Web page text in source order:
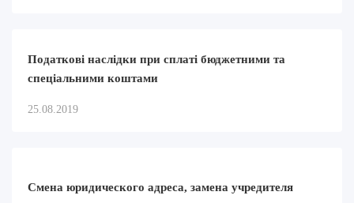
Податкові наслідки при сплаті бюджетними та
спеціальними коштами
25.08.2019
Смена юридического адреса, замена учредителя